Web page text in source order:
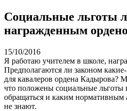
Социальные льготы
награжденным
15/10/2016
Я работаю учителем в школе,
Предполагаются ли законом
для кавалеров ордена Кадырова?
что положены социальные льготы
обращаться и каким нормативным
не знают.